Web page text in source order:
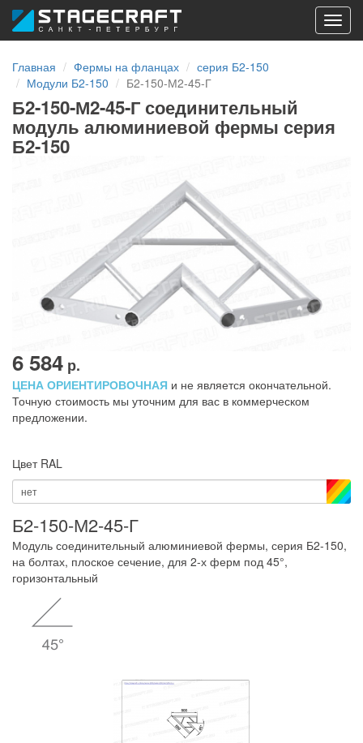
Главная
Фермы на фланцах
серия Б2-150
Модули Б2-150
Б2-150-М2-45-Г
Б2-150-М2-45-Г соединительный
модуль алюминиевой фермы серия
Б2-150
6 584 р.
ЦЕНА ОРИЕНТИРОВОЧНАЯ и не является окончательной.
Точную стоимость мы уточним для вас в коммерческом
предложении.
Цвет RAL
нет
Б2-150-М2-45-Г
Модуль соединительный алюминиевой фермы, серия Б2-150,
на болтах, плоское сечение, для 2-х ферм под 45°,
горизонтальный